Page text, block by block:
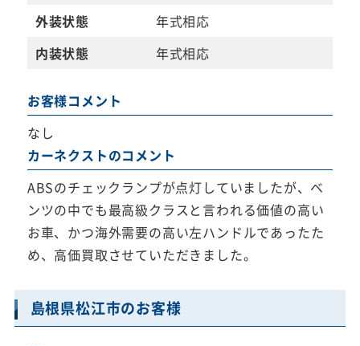
外装状態
年式相応
内装状態
年式相応
お客様コメント
なし
カーネクストのコメント
ABSのチェックランプが点灯していましたが、ベ
ンツの中でも最高級クラスと言われる価値の高い
お車、かつ海外需要の高い左ハンドルであったた
め、高価買取させていただきました。
島根県松江市のお客様